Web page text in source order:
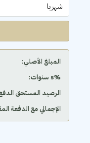
شهريا
المبلغ الأصلي:
‫%s سنوات:
الرصيد المستحق
الإجمالي مع الدفعة